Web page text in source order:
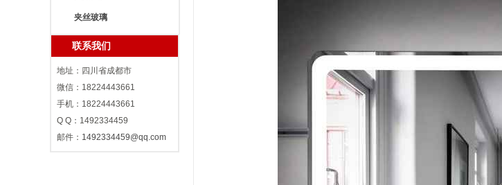
夹丝玻璃
联系我们
地址：四川省成都市
微信：18224443661
手机：18224443661
Q Q：1492334459
邮件： 1492334459@qq.com